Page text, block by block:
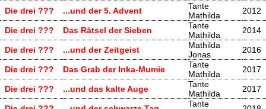
Die drei ??? ...und der 5. Advent
Tante
Mathilda
2012
Die drei ??? Das Rätsel der Sieben
Tante
Mathilda
2014
Die drei ??? ...und der Zeitgeist
Mathilda
Jonas
2016
Die drei ??? Das Grab der Inka-Mumie
Tante
Mathilda
2017
Die drei ??? ...und das kalte Auge
Tante
Mathilda
2017
Tante